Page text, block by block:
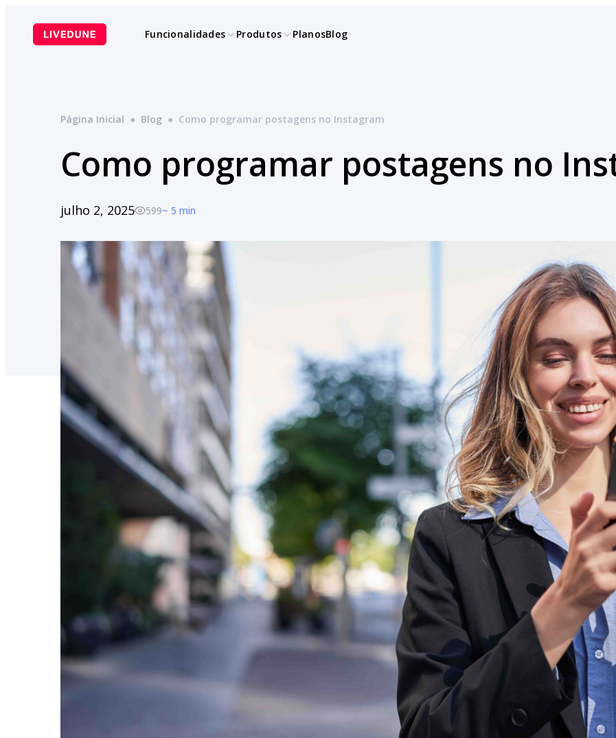
Funcionalidades Produtos PlanosBlog
Página Inicial ● Blog ● Como programar postagens no Instagram
Como programar postagens no
julho 2, 2025 599~ 5 min